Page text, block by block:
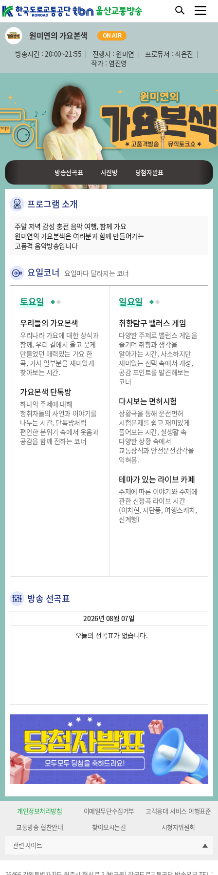
원미연의 가요본색 ON AIR
방송시간 : 20:00~21:55 진행자 : 원미연
프로듀서 : 최은진
작가 : 염진영
방송선곡표 사진방 당첨자발표
프로그램 소개
주말 저녁 감성 충전 음악 여행, 함께 가요
원미연의 가요본색은 여러분과 함께 만들어가는
고품격 음악방송입니다
요일코너 요일마다 달라지는 코너
토요일
우리들의 가요본색
우리나라 가요에 대한 상식과
함께, 우리 곁에서 울고 웃게
만들었던 매력있는 가요 한
곡, 가사 일부분을 재미있게
찾아보는 시간.
가요본색 단톡방
하나의 주제에 대해
청취자들의 사연과 이야기를
나누는 시간, 단톡방처럼
편안한 분위기 속에서 웃음과
공감을 함께 전하는 코너
일요일
취향탐구 밸러스 게임
다양한 주제로 밸런스 게임을
즐기며 취향과 생각을
알아가는 시간, 사소하지만
재미있는 선택 속에서 개성,
공감 포인트를 발견해보는
코너
다시보는 면허시험
상황극을 통해 운전면허
시험문제를 쉽고 재미있게
풀어보는 시간, 실생활 속
다양한 상황 속에서
교통상식과 안전운전감각을
익혀봄.
테마가 있는 라이브 카페
주제에 따른 이야기와 주제에
관한 신청곡 라이브 시간
(이치현, 자탄풍, 여행스케치,
신계행)
방송 선곡표
2026년 08월 07일
오늘의 선곡표가 없습니다.
개인정보처리방침 이메일무단수집거부
고객응대 서비스 이행표준
교통방송 협찬안내
찾아오시는길
시청자위원회
관련 사이트